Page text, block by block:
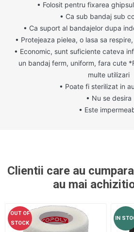
• Folosit pentru fixarea
• Ca sub bandaj sub
• Ca suport al bandajelor dupa
• Protejeaza pielea, o lasa sa
• Economic, sunt suficiente cateva
un bandaj ferm, uniform, fara cute
multe utilizari
• Poate fi sterilizat in
• Nu se desira
• Este
Clientii care au
au mai
OUT OF
STOCK
IN